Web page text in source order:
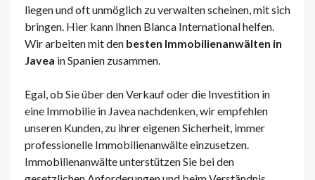
liegen und oft unmöglich zu verwalten scheinen, mit sich
bringen. Hier kann Ihnen Blanca International helfen.
Wir arbeiten mit den besten Immobilienanwälten in
Javea in Spanien zusammen.
Egal, ob Sie über den Verkauf oder die Investition in
eine Immobilie in Javea nachdenken, wir empfehlen
unseren Kunden, zu ihrer eigenen Sicherheit, immer
professionelle Immobilienanwälte einzusetzen.
Immobilienanwälte unterstützen Sie bei den